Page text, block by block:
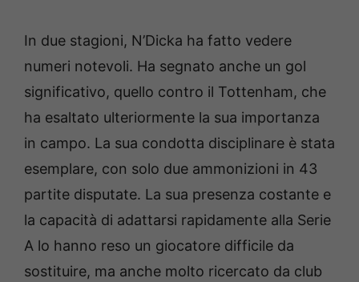
In due stagioni, N’Dicka ha fatto vedere
numeri notevoli. Ha segnato anche un gol
significativo, quello contro il Tottenham, che
ha esaltato ulteriormente la sua importanza
in campo. La sua condotta disciplinare è stata
esemplare, con solo due ammonizioni in 43
partite disputate. La sua presenza costante e
la capacità di adattarsi rapidamente alla Serie
A lo hanno reso un giocatore difficile da
sostituire, ma anche molto ricercato da club